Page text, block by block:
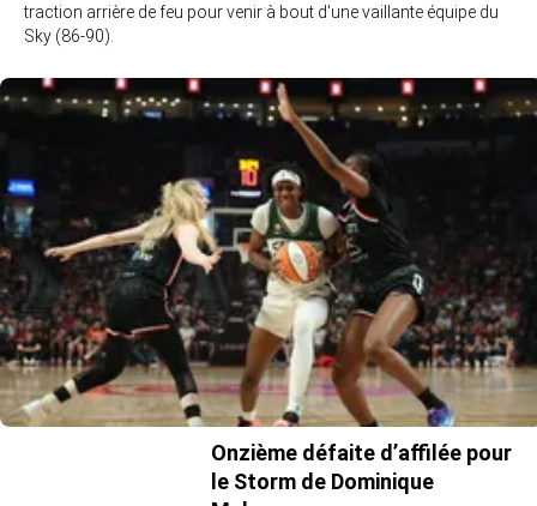
traction arrière de feu pour venir à bout d'une vaillante équipe du
Sky (86-90).
Onzième défaite d’affilée pour
le Storm de Dominique